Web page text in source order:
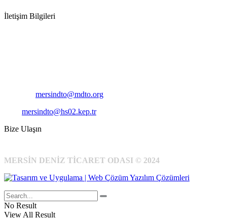
İletişim Bilgileri
mersindto@mdto.org
mersindto@hs02.kep.tr
Bize Ulaşın
MERSİN DENİZ TİCARET ODASI © 2024
No Result
View All Result